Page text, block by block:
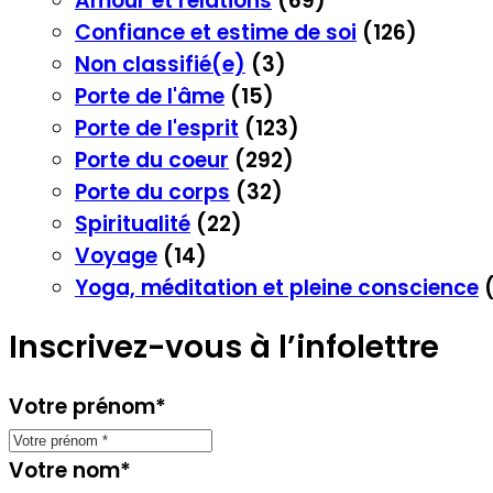
Confiance et estime de soi (126)
Non classifié(e) (3)
Porte de l'âme (15)
Porte de l'esprit (123)
Porte du coeur (292)
Porte du corps (32)
Spiritualité (22)
Voyage (14)
Yoga, méditation et pleine conscience
Inscrivez-vous à l’infolettre
Votre prénom*
Votre nom*